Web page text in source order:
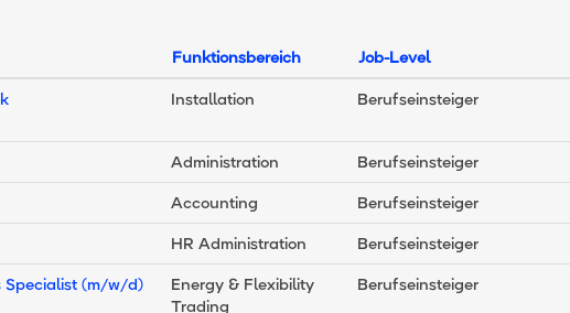
Funktionsbereich Job-Level
Installation Berufseinsteiger
Administration Berufseinsteiger
Accounting Berufseinsteiger
HR Administration Berufseinsteiger
Specialist (m/w/d)
Energy & Flexibility
Trading
Berufseinsteiger